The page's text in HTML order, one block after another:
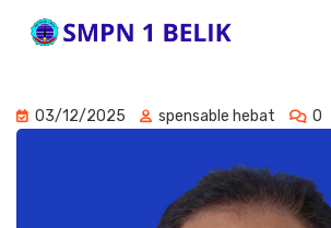
03/12/2025 spensable hebat 0